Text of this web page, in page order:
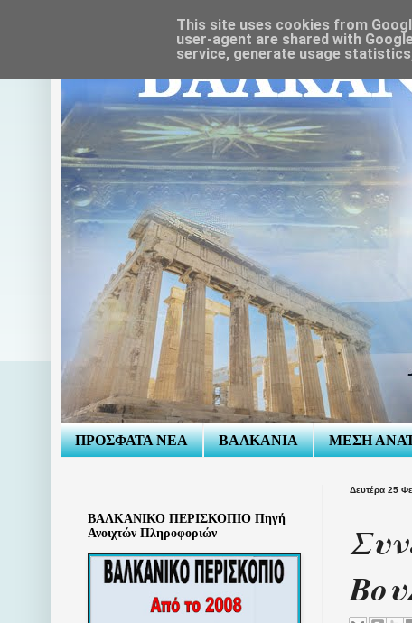
ΠΡΟΣΦΑΤΑ ΝΕΑ ΒΑΛΚΑΝΙΑ ΜΕΣΗ
Δευτέρα 25
ΒΑΛΚΑΝΙΚΟ ΠΕΡΙΣΚΟΠΙΟ Πηγή
Ανοιχτών Πληροφοριών
This site uses cookies from
user-agent are shared with
service, generate usage